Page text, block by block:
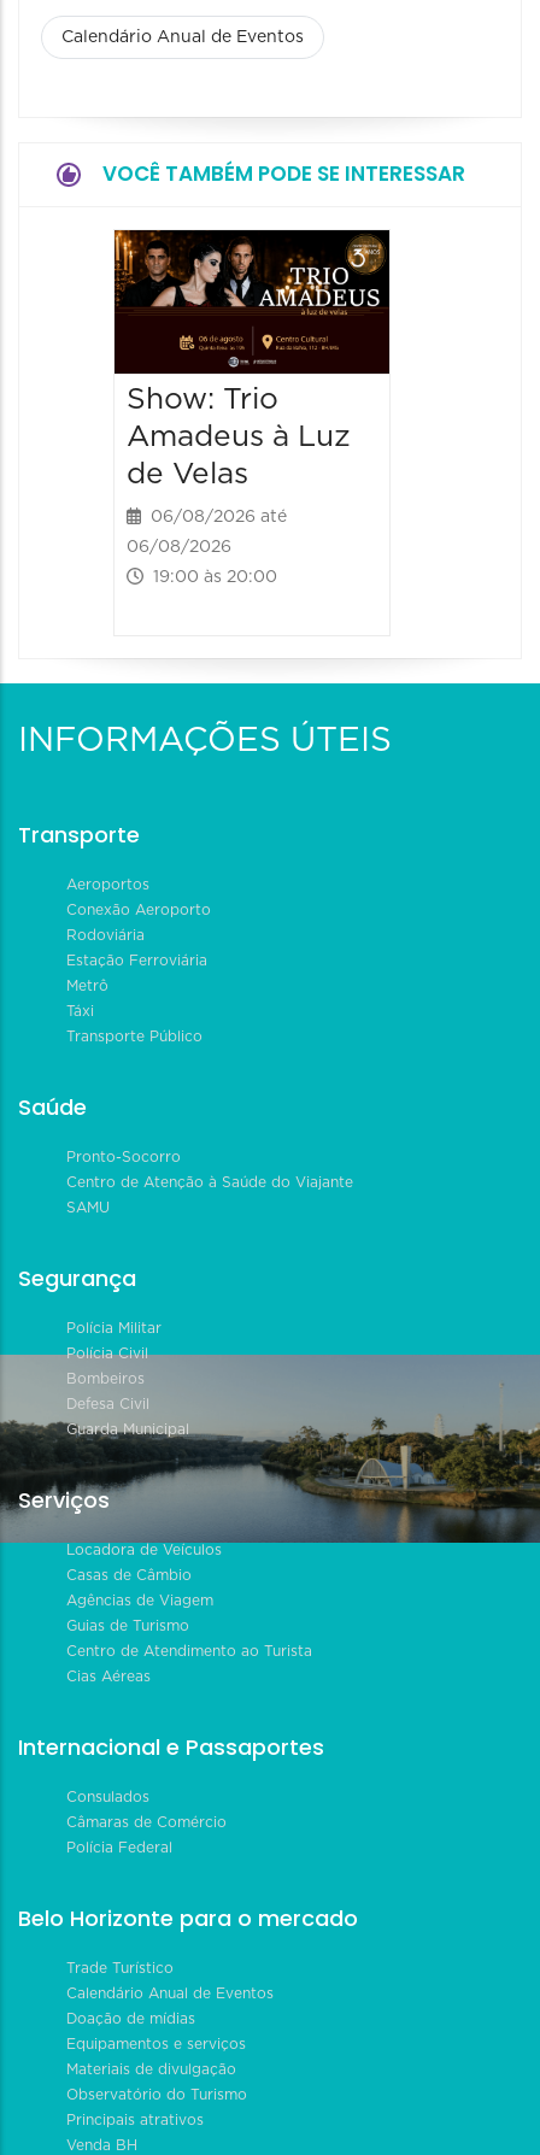
Calendário Anual de Eventos
VOCÊ TAMBÉM PODE SE INTERESSAR
Show: Trio
Amadeus à Luz
de Velas
06/08/2026 até
06/08/2026
19:00 às 20:00
INFORMAÇÕES ÚTEIS
Transporte
Aeroportos
Conexão Aeroporto
Rodoviária
Estação Ferroviária
Metrô
Táxi
Transporte Público
Saúde
Pronto-Socorro
Centro de Atenção à Saúde do Viajante
SAMU
Segurança
Polícia Militar
Polícia Civil
Bombeiros
Defesa Civil
Guarda Municipal
Serviços
Locadora de Veículos
Casas de Câmbio
Agências de Viagem
Guias de Turismo
Centro de Atendimento ao Turista
Cias Aéreas
Internacional e Passaportes
Consulados
Câmaras de Comércio
Polícia Federal
Belo Horizonte para o mercado
Trade Turístico
Calendário Anual de Eventos
Doação de mídias
Equipamentos e serviços
Materiais de divulgação
Observatório do Turismo
Principais atrativos
Venda BH